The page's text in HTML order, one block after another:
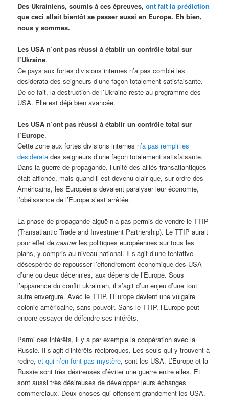
Des Ukrainiens, soumis à ces épreuves,ont fait la prédiction
que ceci allait bientôt se passer aussi en Europe. Eh bien,
nous y sommes.
Les USA n’ont pas réussi à établir un contrôle total sur
l’Ukraine.
Ce pays aux fortes divisions internes n’a pas comblé les
desiderata des seigneurs d’une façon totalement satisfaisante.
De ce fait, la destruction de l’Ukraine reste au programme des
USA. Elle est déjà bien avancée.
Les USA n’ont pas réussi à établir un contrôle total sur
l’Europe.
Cette zone aux fortes divisions internes n’a pas rempli les
desiderata des seigneurs d’une façon totalement satisfaisante.
Dans la guerre de propagande, l’unité des alliés transatlantiques
était affichée, mais quand il est devenu clair que, sur ordre des
Américains, les Européens devaient paralyser leur économie,
l’obéissance de l’Europe s’est arrêtée.
La phase de propagande aiguë n’a pas permis de vendre le TTIP
(Transatlantic Trade and Investment Partnership). Le TTIP aurait
pour effet decastrerles politiques européennes sur tous les
plans, y compris au niveau national. Il s’agit d’une tentative
désespérée de repousser l’effondrement économique des USA
d’une ou deux décennies, aux dépens de l’Europe. Sous
l’apparence du conflit ukrainien, il s’agit d’un enjeu d’une tout
autre envergure. Avec le TTIP, l’Europe devient une vulgaire
colonie américaine, sans pouvoir. Sans le TTIP, l’Europe peut
encore essayer de défendre ses intérêts.
Parmi ces intérêts, il y a par exemple la coopération avec la
Russie. Il s’agit d’intérêts réciproques. Les seuls qui y trouvent à
redire,et qui n’en font pas mystère, sont les USA. L’Europe et la
Russie sont très désireuses d’éviter une guerre entre elles. Et
sont aussi très désireuses de développer leurs échanges
commerciaux. Deux choses qui offensent grandement les USA.